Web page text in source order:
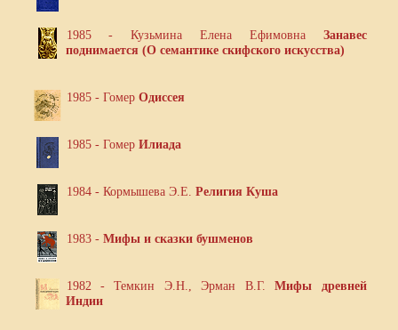
1985 - Кузьмина Елена Ефимовна Занавес
поднимается (О семантике скифского искусства)
1985 - Гомер Одиссея
1985 - Гомер Илиада
1984 - Кормышева Э.Е. Религия Куша
1983 - Мифы и сказки бушменов
1982 - Темкин Э.Н., Эрман В.Г.Мифы древней
Индии